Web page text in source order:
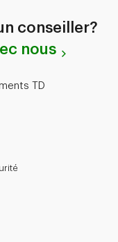
conseiller?
nous
TD